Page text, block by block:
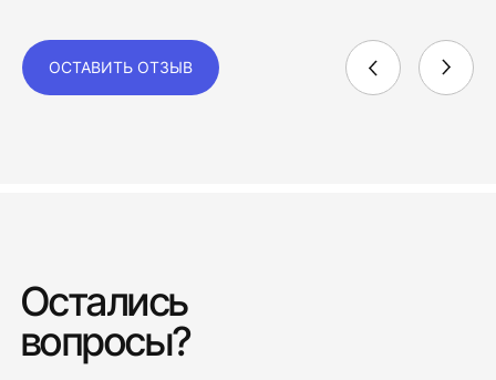
ОСТАВИТЬ ОТЗЫВ
Остались
вопросы?